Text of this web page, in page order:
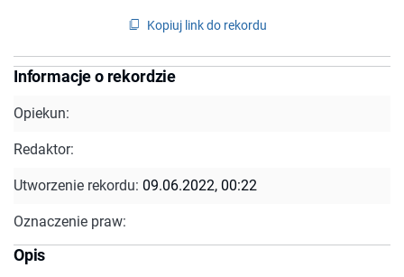
Kopiuj link do rekordu
Informacje o rekordzie
Opiekun:
Redaktor:
Utworzenie rekordu: 09.06.2022, 00:22
Oznaczenie praw:
Opis